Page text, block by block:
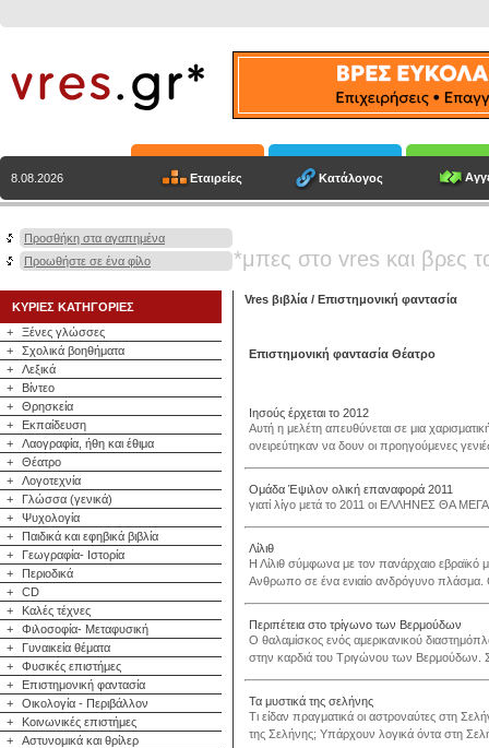
8.08.2026 Εταιρείες Κατάλογος
Προσθήκη στα αγαπημένα
Προωθήστε σε ένα φίλο
*μπες στο vres και βρες
ΚΥΡΙΕΣ ΚΑΤΗΓΟΡΙΕΣ
+
Ξένες γλώσσες
+
Σχολικά βοηθήματα
+
Λεξικά
+
Βίντεο
+
Θρησκεία
+
Εκπαίδευση
+
Λαογραφία, ήθη και έθιμα
+
Θέατρο
+
Λογοτεχνία
+
Γλώσσα (γενικά)
+
Ψυχολογία
+
Παιδικά και εφηβικά βιβλία
+
Γεωγραφία- Ιστορία
+
Περιοδικά
+
CD
+
Καλές τέχνες
+
Φιλοσοφία- Μεταφυσική
+
Γυναικεία θέματα
+
Φυσικές επιστήμες
+
Επιστημονική φαντασία
+
Οικολογία - Περιβάλλον
+
Κοινωνικές επιστήμες
+
Αστυνομικά και θρίλερ
Vres βιβλία / Επιστημονική φαντασία
Επιστημονική φαντασία Θέατρο
Ιησούς έρχεται το 2012
Αυτή η μελέτη απευθύνεται σε μια
ονειρεύτηκαν να δουν οι προηγούμενες
Ομάδα Έψιλον ολική επαναφορά 2011
γιατί λίγο μετά το 2011 οι ΕΛΛΗΝΕΣ ΘΑ
Λίλιθ
Η Λίλιθ σύμφωνα με τον πανάρχαιο
Aνθρωπο σε ένα ενιαίο ανδρόγυνο πλάσμα.
Περιπέτεια στο τρίγωνο των Βερμούδων
Ο θαλαμίσκος ενός αμερικανικού
στην καρδιά του Τριγώνου των Βερμούδων.
Τα μυστικά της σελήνης
Τι είδαν πραγματικά οι αστροναύτες στη
της Σελήνης; Υπάρχουν λογικά όντα στη